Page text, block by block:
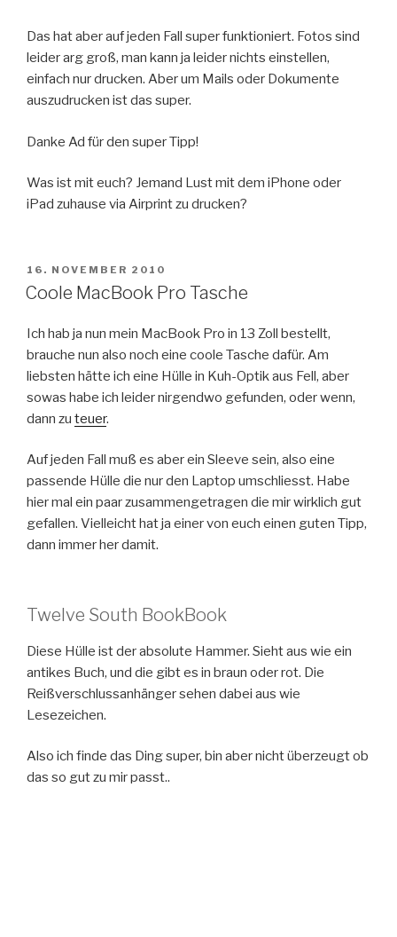
Das hat aber auf jeden Fall super funktioniert. Fotos sind
leider arg groß, man kann ja leider nichts einstellen,
einfach nur drucken. Aber um Mails oder Dokumente
auszudrucken ist das super.
Danke Ad für den super Tipp!
Was ist mit euch? Jemand Lust mit dem iPhone oder
iPad zuhause via Airprint zu drucken?
VERÖFFENTLICHT
AM
16. NOVEMBER 2010
Coole MacBook Pro Tasche
Ich hab ja nun mein MacBook Pro in 13 Zoll bestellt,
brauche nun also noch eine coole Tasche dafür. Am
liebsten hätte ich eine Hülle in Kuh-Optik aus Fell, aber
sowas habe ich leider nirgendwo gefunden, oder wenn,
dann zu teuer.
Auf jeden Fall muß es aber ein Sleeve sein, also eine
passende Hülle die nur den Laptop umschliesst. Habe
hier mal ein paar zusammengetragen die mir wirklich gut
gefallen. Vielleicht hat ja einer von euch einen guten Tipp,
dann immer her damit.
Twelve South BookBook
Diese Hülle ist der absolute Hammer. Sieht aus wie ein
antikes Buch, und die gibt es in braun oder rot. Die
Reißverschlussanhänger sehen dabei aus wie
Lesezeichen.
Also ich finde das Ding super, bin aber nicht überzeugt ob
das so gut zu mir passt..